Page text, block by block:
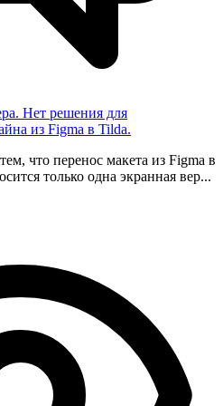
Нет решения для
из Figma в Tilda.
что перенос макета из Figma в
только одна экранная вер...